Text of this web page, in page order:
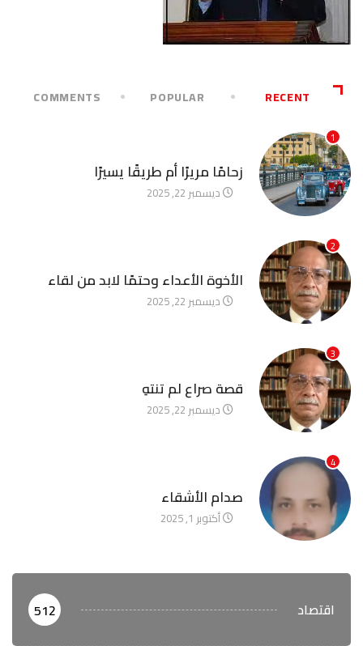
RECENT
POPULAR
COMMENTS
1
زحامًا مريرًا أم طريقًا يسيرًا
ديسمبر 22, 2025
2
الأخوة الأعداء وحتمًا لابد من لقاء
ديسمبر 22, 2025
3
قصة صراع لم تنتهِ
ديسمبر 22, 2025
4
صدام الأشقاء
أكتوبر 1, 2025
اقتصاد 512